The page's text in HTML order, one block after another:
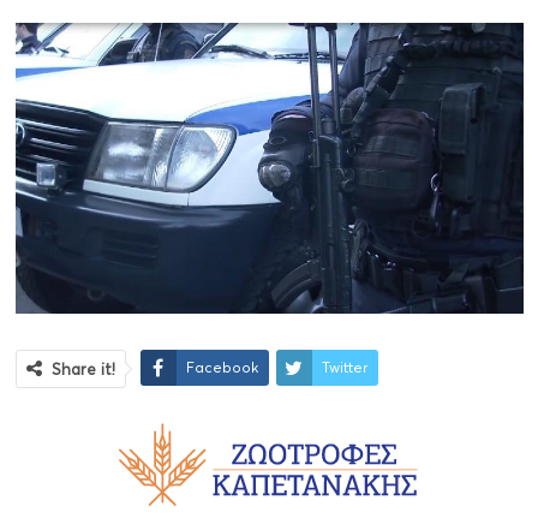
Share it! Facebook Twitter